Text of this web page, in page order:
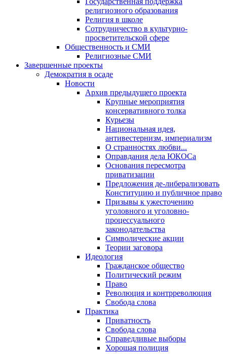
религиозного образования
Религия в школе
Сотрудничество в культурно-
просветительской сфере
Общественность и СМИ
Религиозные СМИ
Завершенные проекты
Демократия в осаде
Новости
Архив предыдущего проекта
Крупные мероприятия
консервативного толка
Курьезы
Национальная идея,
антивестернизм, империализм
О странностях любви...
Оправдания дела ЮКОСа
Основания пересмотра
приватизации
Предложения де-либерализовать
Конституцию и публичное право
Призывы к ужесточению
уголовного и уголовно-
процессуального
законодательства
Символические акции
Теории заговора
Идеология
Гражданское общество
Политический режим
Право
Революция и контрреволюция
Свобода слова
Практика
Приватность
Свобода слова
Справедливые выборы
Хорошая полиция